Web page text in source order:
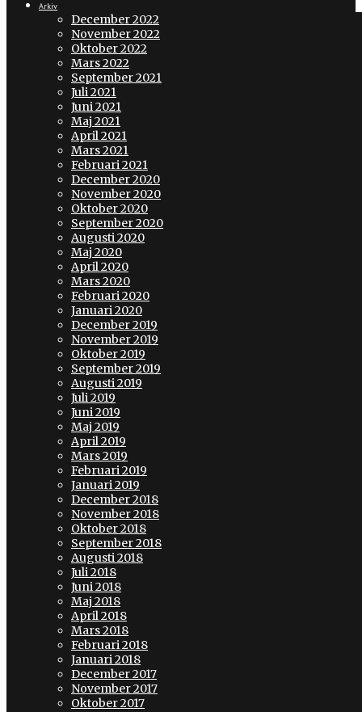
Arkiv
December 2022
November 2022
Oktober 2022
Mars 2022
September 2021
Juli 2021
Juni 2021
Maj 2021
April 2021
Mars 2021
Februari 2021
December 2020
November 2020
Oktober 2020
September 2020
Augusti 2020
Maj 2020
April 2020
Mars 2020
Februari 2020
Januari 2020
December 2019
November 2019
Oktober 2019
September 2019
Augusti 2019
Juli 2019
Juni 2019
Maj 2019
April 2019
Mars 2019
Februari 2019
Januari 2019
December 2018
November 2018
Oktober 2018
September 2018
Augusti 2018
Juli 2018
Juni 2018
Maj 2018
April 2018
Mars 2018
Februari 2018
Januari 2018
December 2017
November 2017
Oktober 2017